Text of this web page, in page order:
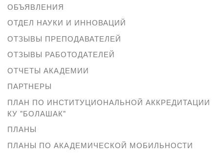
ОБЪЯВЛЕНИЯ
ОТДЕЛ НАУКИ И ИННОВАЦИЙ
ОТЗЫВЫ ПРЕПОДАВАТЕЛЕЙ
ОТЗЫВЫ РАБОТОДАТЕЛЕЙ
ОТЧЕТЫ АКАДЕМИИ
ПАРТНЕРЫ
ПЛАН ПО ИНСТИТУЦИОНАЛЬНОЙ АККРЕДИТАЦИИ
КУ "БОЛАШАК"
ПЛАНЫ
ПЛАНЫ ПО АКАДЕМИЧЕСКОЙ МОБИЛЬНОСТИ